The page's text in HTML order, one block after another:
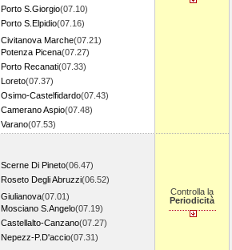
Porto S.Giorgio(07.10)
Porto S.Elpidio(07.16)
Civitanova Marche(07.21)
Potenza Picena(07.27)
Porto Recanati(07.33)
Loreto(07.37)
Osimo-Castelfidardo(07.43)
Camerano Aspio(07.48)
Varano(07.53)
Scerne Di Pineto(06.47)
Roseto Degli Abruzzi(06.52)
Giulianova(07.01)
Mosciano S.Angelo(07.19)
Castellalto-Canzano(07.27)
Nepezz-P.D'accio(07.31)
Controlla la
Periodicità